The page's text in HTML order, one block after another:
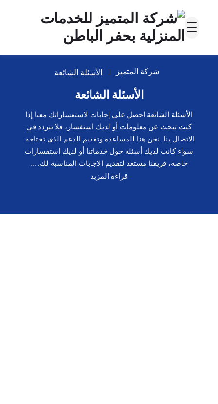
شركة المتميز الأسئلة الشائعة
الأسئلة الشائعة
الأسئلة الشائعة احصل على إجابات لاستفساراتك معنا إذا
كنت تبحث عن معلومات أو لديك استفسار، فلا تتردد في
الاتصال بنا. نحن هنا للمساعدة وتقديم الدعم الذي تحتاجه.
سواء كانت لديك أسئلة حول خدماتنا أو لديك استفسارات
خاصة، فريقنا مستعد لتقديم الإجابات المناسبة لك. ...
قراءة المزيد